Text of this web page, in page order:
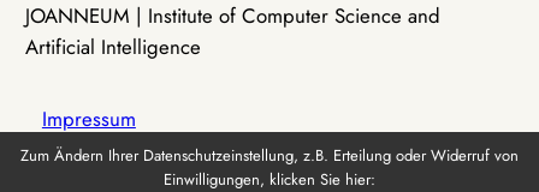
JOANNEUM | Institute of Computer Science and
Artificial Intelligence
Impressum
Zum Ändern Ihrer Datenschutzeinstellung, z.B. Erteilung oder Widerruf von
Einwilligungen, klicken Sie hier: